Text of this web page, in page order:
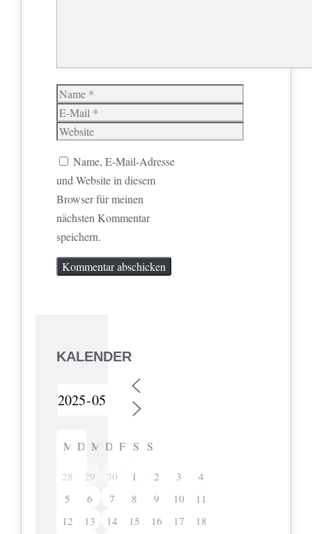
Name
E-
Mail
Website
Name, E-Mail-Adresse
und Website in diesem
Browser für meinen
nächsten Kommentar
speichern.
KALENDER
M D M D F S S
28 29 30 1 2 3
4
5
6 7 8 9 10
11
12
13 14 15 16 17 18